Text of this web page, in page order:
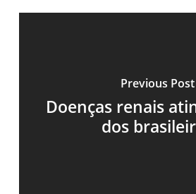
Previous Post
Doenças renais
dos